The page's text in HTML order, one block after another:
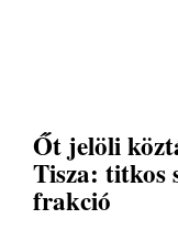
Őt jelöli
Tisza: titkos
frakció